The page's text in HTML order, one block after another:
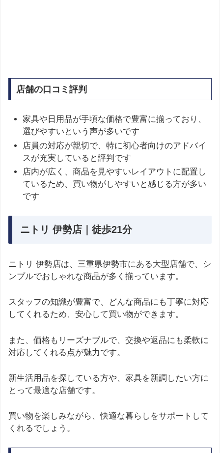
店舗の口コミ評判
家具や日用品が手頃な価格で豊富に揃っており、
選びやすいという声が多いです
店員の対応が親切で、特に初心者向けのアドバイ
スが充実していると評判です
店内が広く、商品を見やすいレイアウトに配置し
ているため、買い物がしやすいと感じる方が多い
です
ニトリ 伊勢店｜徒歩21分
ニトリ 伊勢店は、三重県伊勢市にある大型店舗で、シ
ンプルでおしゃれな商品が多く揃っています。
スタッフの知識が豊富で、どんな商品にも丁寧に対応
してくれるため、安心して買い物ができます。
また、価格もリーズナブルで、交換や返品にも柔軟に
対応してくれる点が魅力です。
新生活用品を探している方や、家具を新調したい方に
とって最適な店舗です。
買い物を楽しみながら、快適な暮らしをサポートして
くれるでしょう。